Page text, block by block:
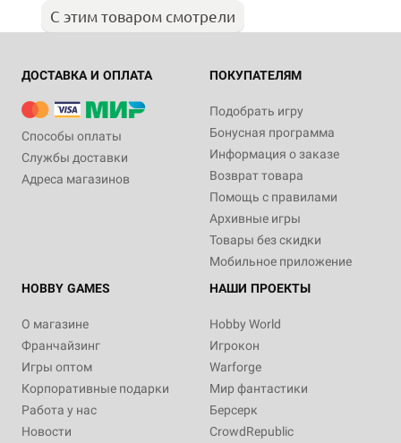
С этим товаром смотрели
ДОСТАВКА И ОПЛАТА
Способы оплаты
Службы доставки
Адреса магазинов
ПОКУПАТЕЛЯМ
Подобрать игру
Бонусная программа
Информация о заказе
Возврат товара
Помощь с правилами
Архивные игры
Товары без скидки
Мобильное приложение
HOBBY GAMES
О магазине
Франчайзинг
Игры оптом
Корпоративные подарки
Работа у нас
Новости
НАШИ ПРОЕКТЫ
Hobby World
Игрокон
Warforge
Мир фантастики
Берсерк
CrowdRepublic